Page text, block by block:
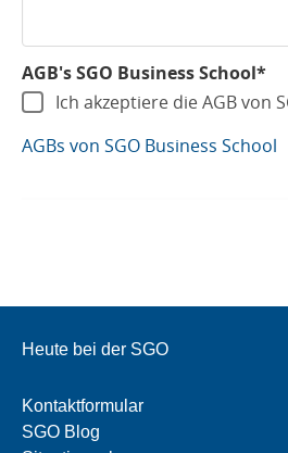
AGB's SGO Business School*
Ich akzeptiere die AGB von
AGBs von SGO Business School
Heute bei der SGO
Kontaktformular
SGO Blog